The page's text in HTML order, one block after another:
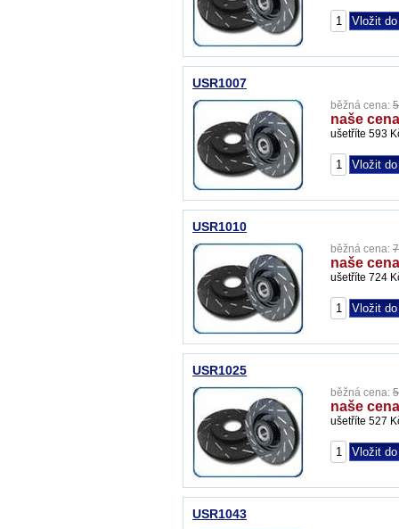
USR1007
běžná cena:
naše
ušetříte 593
USR1010
běžná cena:
naše
ušetříte 724
USR1025
běžná cena:
naše
ušetříte 527
USR1043